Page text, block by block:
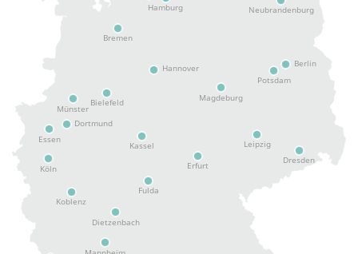
Berlin
Bielefeld
Bremen
Dietzenbach
Dortmund
Dresden
Erfurt
Essen
Fulda
Hamburg
Hannover
Kassel
Koblenz
Köln
Leipzig
Magdeburg
Münster
Neubrandenburg
Potsdam